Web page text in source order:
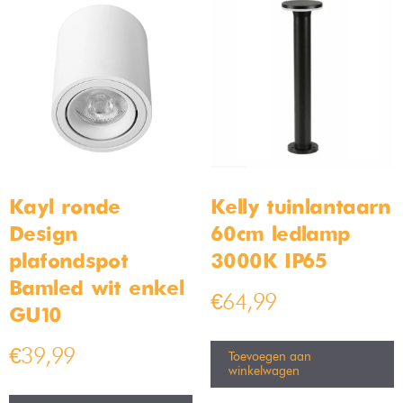
Kayl ronde
Design
plafondspot
Bamled wit enkel
GU10
€39,99
Kelly tuinlantaarn
60cm ledlamp
3000K IP65
€64,99
Toevoegen aan
winkelwagen